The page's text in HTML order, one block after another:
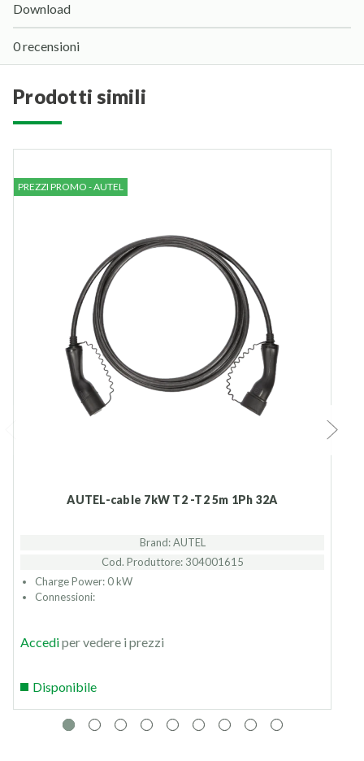
Download
0 recensioni
prodotti simili
PREZZI PROMO - AUTEL
AUTEL-cable 7kW T2 -T2 5m 1Ph 32A
Brand: AUTEL
Cod. Produttore: 304001615
Charge Power: 0 kW
Connessioni:
Accediper vedere i prezzi
Disponibile